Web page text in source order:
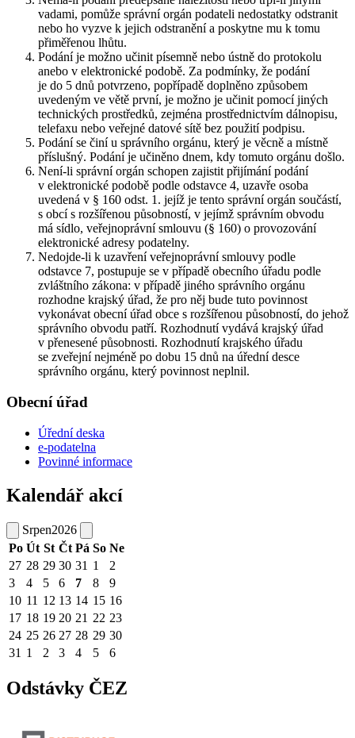
vadami, pomůže správní orgán podateli nedostatky odstranit
nebo ho vyzve k jejich odstranění a poskytne mu k tomu
přiměřenou lhůtu.
Podání je možno učinit písemně nebo ústně do protokolu
anebo v elektronické podobě. Za podmínky, že podání
je do 5 dnů potvrzeno, popřípadě doplněno způsobem
uvedeným ve větě první, je možno je učinit pomocí jiných
technických prostředků, zejména prostřednictvím dálnopisu,
telefaxu nebo veřejné datové sítě bez použití podpisu.
Podání se činí u správního orgánu, který je věcně a místně
příslušný. Podání je učiněno dnem, kdy tomuto orgánu došlo.
Není-li správní orgán schopen zajistit přijímání podání
v elektronické podobě podle odstavce 4, uzavře osoba
uvedená v § 160 odst. 1. jejíž je tento správní orgán součástí,
s obcí s rozšířenou působností, v jejímž správním obvodu
má sídlo, veřejnoprávní smlouvu (§ 160) o provozování
elektronické adresy podatelny.
Nedojde-li k uzavření veřejnoprávní smlouvy podle
odstavce 7, postupuje se v případě obecního úřadu podle
zvláštního zákona: v případě jiného správního orgánu
rozhodne krajský úřad, že pro něj bude tuto povinnost
vykonávat obecní úřad obce s rozšířenou působností, do jehož
správního obvodu patří. Rozhodnutí vydává krajský úřad
v přenesené působnosti. Rozhodnutí krajského úřadu
se zveřejní nejméně po dobu 15 dnů na úřední desce
správního orgánu, který povinnost neplnil.
Obecní úřad
Úřední deska
e-podatelna
Povinné informace
Kalendář akcí
Srpen2026
Po Út St Čt Pá So Ne
27 28 29 30 31 1
2
3
4 5 6 7 8
9
10 11 12 13 14 15 16
17 18 19 20 21 22 23
24 25 26 27 28 29 30
31 1 2 3 4 5 6
Odstávky ČEZ